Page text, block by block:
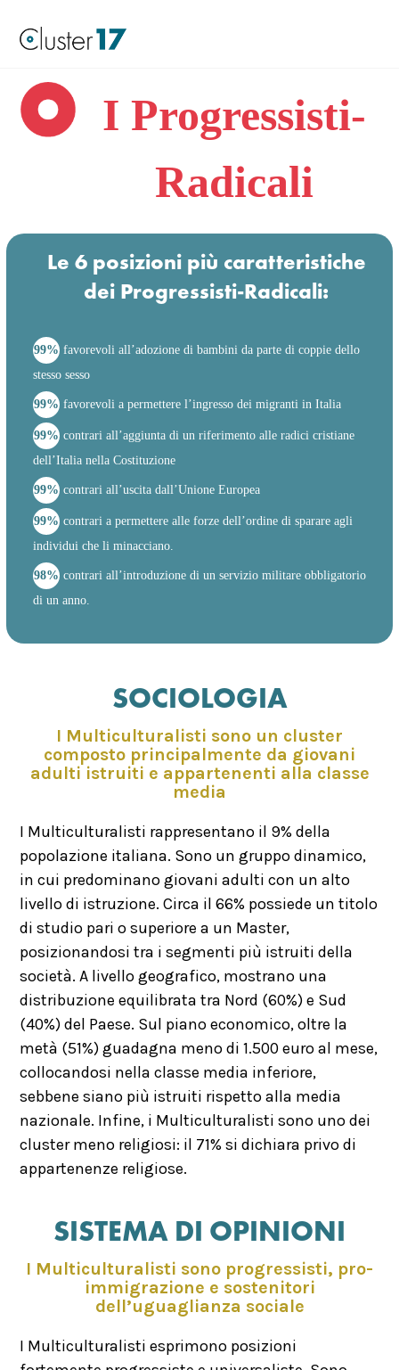
I Progressisti-
Radicali
Le 6 posizioni più caratteristiche
dei Progressisti-Radicali:
99% favorevoli all’adozione di bambini da parte di coppie dello
stesso sesso
99% favorevoli a permettere l’ingresso dei migranti in Italia
99% contrari all’aggiunta di un riferimento alle radici cristiane
dell’Italia nella Costituzione
99% contrari all’uscita dall’Unione Europea
99% contrari a permettere alle forze dell’ordine di sparare agli
individui che li minacciano.
98% contrari all’introduzione di un servizio militare obbligatorio
di un anno.
SOCIOLOGIA
I Multiculturalisti sono un cluster
composto principalmente da giovani
adulti istruiti e appartenenti alla classe
media
I Multiculturalisti rappresentano il 9% della
popolazione italiana. Sono un gruppo dinamico,
in cui predominano giovani adulti con un alto
livello di istruzione. Circa il 66% possiede un titolo
di studio pari o superiore a un Master,
posizionandosi tra i segmenti più istruiti della
società. A livello geografico, mostrano una
distribuzione equilibrata tra Nord (60%) e Sud
(40%) del Paese. Sul piano economico, oltre la
metà (51%) guadagna meno di 1.500 euro al mese,
collocandosi nella classe media inferiore,
sebbene siano più istruiti rispetto alla media
nazionale. Infine, i Multiculturalisti sono uno dei
cluster meno religiosi: il 71% si dichiara privo di
appartenenze religiose.
SISTEMA DI OPINIONI
I Multiculturalisti sono progressisti, pro-
immigrazione e sostenitori
dell’uguaglianza sociale
I Multiculturalisti esprimono posizioni